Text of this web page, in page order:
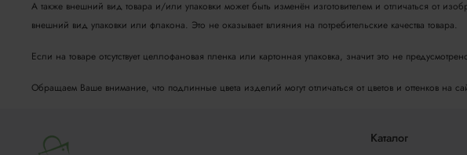
А также внешний вид товара и/или упаковки может быть изменён изготовителем и отличаться от
внешний вид упаковки или флакона. Это не оказывает влияния на потребительские качества товара.
Если на товаре отсутствует целлофановая пленка или картонная упаковка, значит это не
Обращаем Ваше внимание, что подлинные цвета изделий могут отличаться от цветов и оттенков на
Каталог